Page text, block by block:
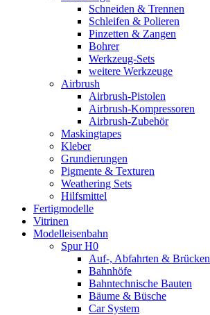
Schneiden & Trennen
Schleifen & Polieren
Pinzetten & Zangen
Bohrer
Werkzeug-Sets
weitere Werkzeuge
Airbrush
Airbrush-Pistolen
Airbrush-Kompressoren
Airbrush-Zubehör
Maskingtapes
Kleber
Grundierungen
Pigmente & Texturen
Weathering Sets
Hilfsmittel
Fertigmodelle
Vitrinen
Modelleisenbahn
Spur H0
Auf-, Abfahrten & Brücken
Bahnhöfe
Bahntechnische Bauten
Bäume & Büsche
Car System